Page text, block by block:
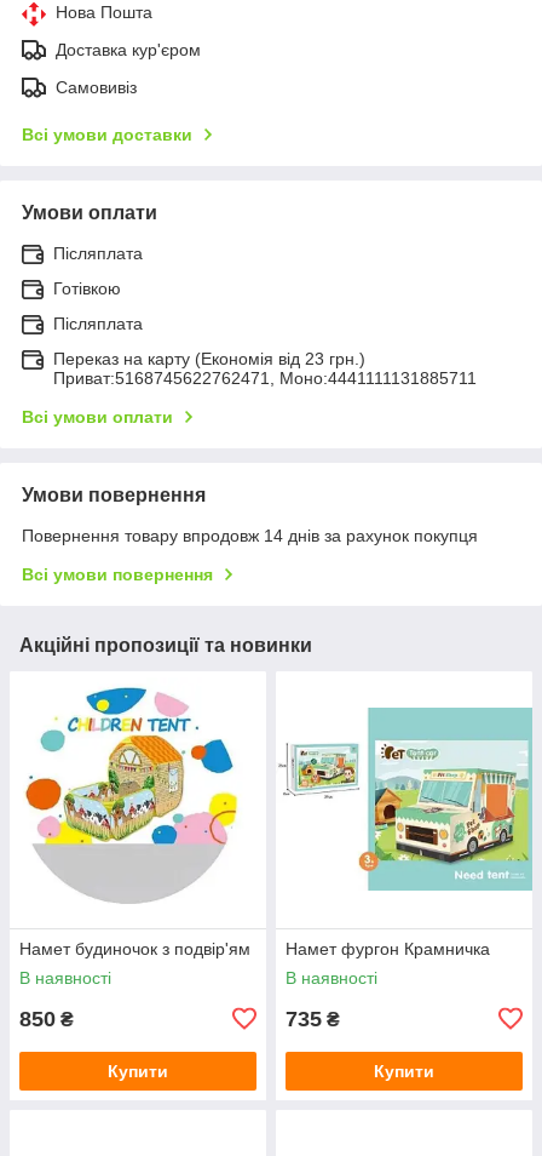
Нова Пошта
Доставка кур'єром
Самовивіз
Всі умови доставки
Умови оплати
Післяплата
Готівкою
Післяплата
Переказ на карту (Економія від 23 грн.)
Приват:5168745622762471, Моно:4441111131885711
Всі умови оплати
Умови повернення
Повернення товару впродовж 14 днів за рахунок покупця
Всі умови повернення
Акційні пропозиції та новинки
Намет будиночок з подвір'ям
В наявності
850 ₴
Купити
Намет фургон Крамничка
В наявності
735 ₴
Купити